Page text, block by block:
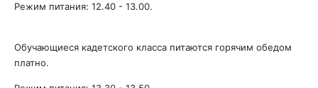
Режим питания: 12.40 - 13.00.
Обучающиеся кадетского класса питаются горячим обедом
платно.